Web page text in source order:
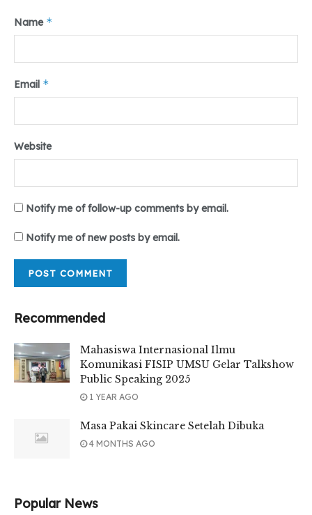
Name *
Email *
Website
Notify me of follow-up comments by email.
Notify me of new posts by email.
Recommended
Mahasiswa Internasional Ilmu
Komunikasi FISIP UMSU Gelar Talkshow
Public Speaking 2025
1 YEAR AGO
Masa Pakai Skincare Setelah Dibuka
4 MONTHS AGO
Popular News